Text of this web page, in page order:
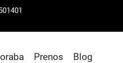
Prenos Blog